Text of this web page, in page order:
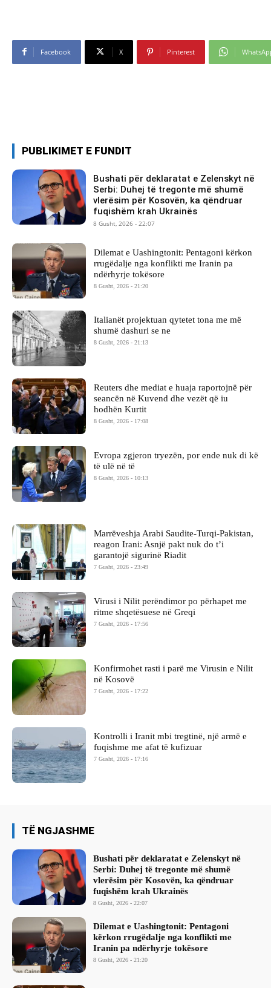
Facebook X Pinterest
PUBLIKIMET E FUNDIT
Bushati për deklaratat e Zelenskyt në
Serbi: Duhej të tregonte më shumë
vlerësim për Kosovën, ka qëndruar
fuqishëm krah Ukrainës
8 Gusht, 2026 - 22:07
Dilemat e Uashingtonit: Pentagoni kërkon
rrugëdalje nga konflikti me Iranin pa
ndërhyrje tokësore
8 Gusht, 2026 - 21:20
Italianët projektuan qytetet tona me më
shumë dashuri se ne
8 Gusht, 2026 - 21:13
Reuters dhe mediat e huaja raportojnë për
seancën në Kuvend dhe vezët që iu
hodhën Kurtit
8 Gusht, 2026 - 17:08
Evropa zgjeron tryezën, por ende nuk di kë
të ulë në të
8 Gusht, 2026 - 10:13
Marrëveshja Arabi Saudite-Turqi-Pakistan,
reagon Irani: Asnjë pakt nuk do t’i
garantojë sigurinë Riadit
7 Gusht, 2026 - 23:49
Virusi i Nilit perëndimor po përhapet me
ritme shqetësuese në Greqi
7 Gusht, 2026 - 17:56
Konfirmohet rasti i parë me Virusin e Nilit
në Kosovë
7 Gusht, 2026 - 17:22
Kontrolli i Iranit mbi tregtinë, një armë e
fuqishme me afat të kufizuar
7 Gusht, 2026 - 17:16
TË NGJASHME
Bushati për deklaratat e Zelenskyt në
Serbi: Duhej të tregonte më shumë
vlerësim për Kosovën, ka qëndruar
fuqishëm krah Ukrainës
8 Gusht, 2026 - 22:07
Dilemat e Uashingtonit: Pentagoni
kërkon rrugëdalje nga konflikti me
Iranin pa ndërhyrje tokësore
8 Gusht, 2026 - 21:20